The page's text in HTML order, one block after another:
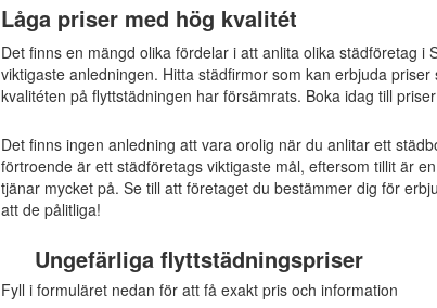
Låga priser med hög kvalitét
Det finns en mängd olika fördelar i att anlita olika städföretag i
viktigaste anledningen. Hitta städfirmor som kan erbjuda
kvalitéten på flyttstädningen har försämrats. Boka idag till
Det finns ingen anledning att vara orolig när du anlitar ett
förtroende är ett städföretags viktigaste mål, eftersom tillit är
tjänar mycket på. Se till att företaget du bestämmer dig för
att de pålitliga!
Ungefärliga flyttstädningspriser
Fyll i formuläret nedan för att få exakt pris och information